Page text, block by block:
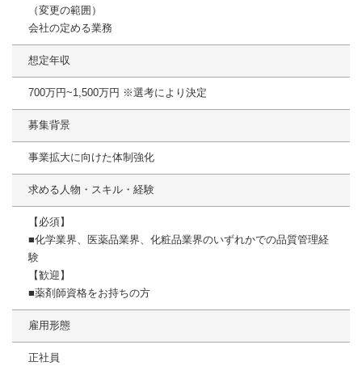
（変更の範囲）
会社の定める業務
想定年収
700万円~1,500万円 ※選考により決定
募集背景
事業拡大に向けた体制強化
求める人物・スキル・経験
【必須】
■化学業界、医薬品業界、化粧品業界のいずれかでの品質管理経
験
【歓迎】
■薬剤師資格をお持ちの方
雇用形態
正社員